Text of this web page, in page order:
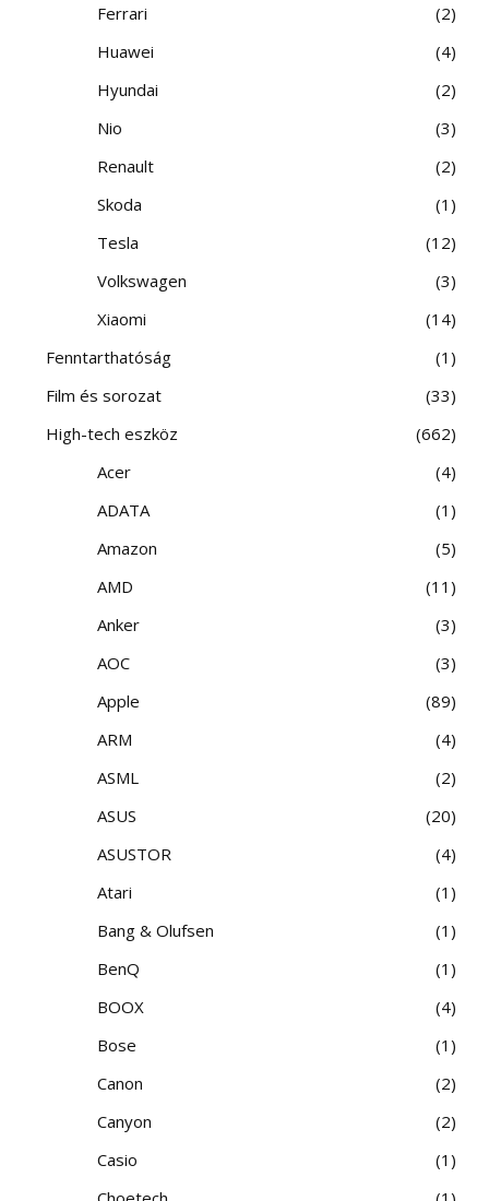
Ferrari
2
Huawei
4
Hyundai
2
Nio
3
Renault
2
Skoda
1
Tesla
12
Volkswagen
3
Xiaomi
14
Fenntarthatóság
1
Film és sorozat
33
High-tech eszköz
662
Acer
4
ADATA
1
Amazon
5
AMD
11
Anker
3
AOC
3
Apple
89
ARM
4
ASML
2
ASUS
20
ASUSTOR
4
Atari
1
Bang & Olufsen
1
BenQ
1
BOOX
4
Bose
1
Canon
2
Canyon
2
Casio
1